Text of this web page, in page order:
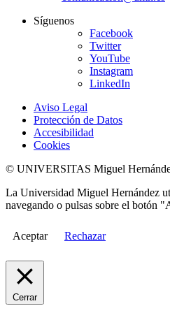
Síguenos
Facebook
Twitter
YouTube
Instagram
LinkedIn
Aviso Legal
Protección de Datos
Accesibilidad
Cookies
© UNIVERSITAS Miguel
La Universidad Miguel Hernández
navegando o pulsas sobre el botón
Aceptar Rechazar
Cerrar